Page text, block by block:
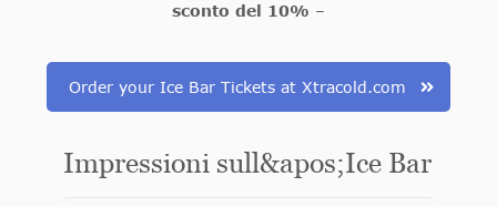
sconto del 10% –
Order your Ice Bar Tickets at Xtracold.com
Impressioni sull&apos;Ice Bar